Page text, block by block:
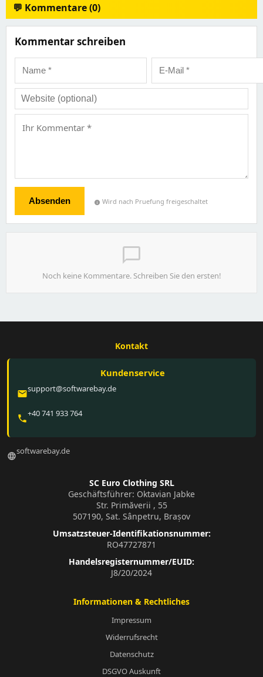
💬 Kommentare (0)
Kommentar schreiben
Absenden info Wird nach Pruefung freigeschaltet
chat_bubble_outline
Noch keine Kommentare. Schreiben Sie den ersten!
Kontakt
Kundenservice
emailsupport@softwarebay.de
phone+40 741 933 764
languagesoftwarebay.de
SC Euro Clothing SRL
Geschäftsführer: Oktavian Jabke
Str. Primăverii , 55
507190, Sat. Sânpetru, Brașov
Umsatzsteuer-Identifikationsnummer:
RO47727871
Handelsregisternummer/EUID:
J8/20/2024
Informationen & Rechtliches
Impressum
Widerrufsrecht
Datenschutz
DSGVO Auskunft